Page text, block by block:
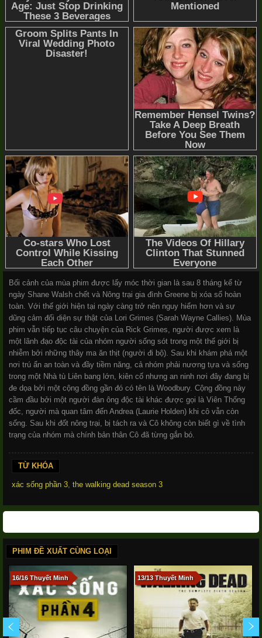
Bối cảnh của mùa phim được lấy móc thời gian là sau 8 tháng kể từ
ngày Shane Walsh chết và Nông trại gia đình Greene bị xóa sổ hoàn
toàn. Với thế giới hiện tại ngày càng trở nên nguy hiểm hơn và sự
dũng cảm đối diện sự thật của Lori Grimes (Sarah Wayne Callies). Mùa
phim vẫn tiếp tục câu chuyện của Rick Grimes, người được xem là
một lãnh đạo độc tài của nhóm người sống sót trong một thế giới bị
nhiễm bởi những thây ma ăn thịt (người đi bộ). Sau khi khám phá một
nơi trú ẩn an toàn và đầy tiềm năng, cả nhóm phải nương tựa và sống
trong một Nhà tù Liên bang lớn, kiên cố nhưng an ninh nơi đây đang bị
đe dọa bởi một cộng đồng gần đó có tên là Woodbury. Cộng đồng này
cầm đầu bởi một người đàn ông độc tài khác được gọi là Viên Thống
đốc, người mà quan tâm đến Andrea (Laurie Holden) khi cô vẫn còn
sống. Sau khi đốt nông trại, bị tách ra và Cô không còn biết gì về tình
trạng của nhóm mà chính bản thân Cô đã từng gắn bó.
TỪ KHÓA
xác sống phần 3 the walking dead season 3
PHIM ĐỀ XUẤT CÙNG LOẠI
16/16 Thuyết Minh 13/13 Thuyết Minh